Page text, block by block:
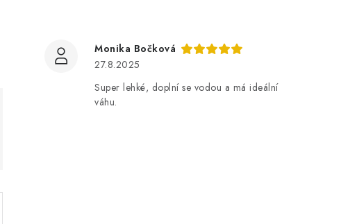
Monika Bočková
27.8.2025
Super lehké, doplní se vodou a má ideální
váhu.